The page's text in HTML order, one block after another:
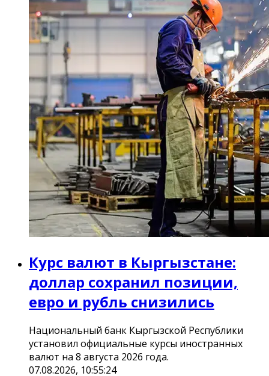
Курс валют в Кыргызстане:
доллар сохранил позиции,
евро и рубль снизились
Национальный банк Кыргызской Республики
установил официальные курсы иностранных
валют на 8 августа 2026 года.
07.08.2026, 10:55:24